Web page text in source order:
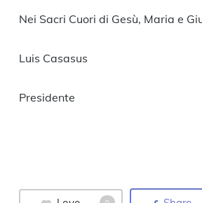
Nei Sacri Cuori di Gesù, Maria e
Luis Casasus
Presidente